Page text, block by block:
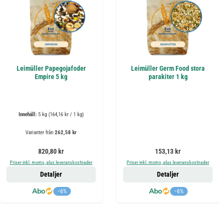
Leimüller Papegojafoder
Empire 5 kg
Innehåll: 5 kg (164,16 kr / 1 kg)
Varianter från 262,58 kr
Ordinarie pris:
820,80 kr
Priser inkl. moms, plus leveranskostnader
−6%
Detaljer
Leimüller Germ Food stora
parakiter 1 kg
Ordinarie pris:
153,13 kr
Priser inkl. moms, plus leveranskostnader
−6%
Detaljer